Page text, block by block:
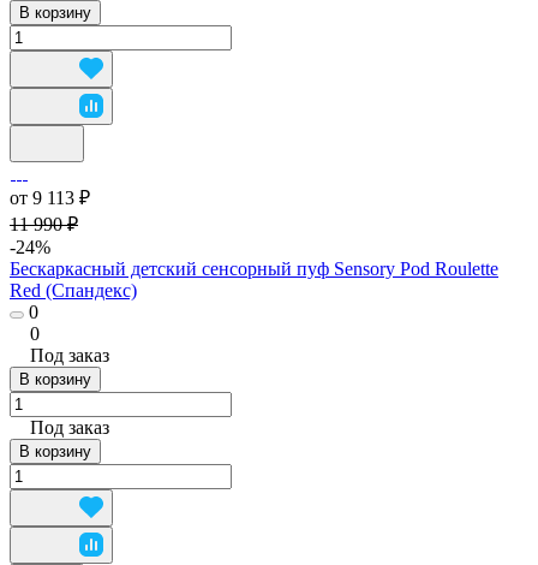
В корзину
от 9 113 ₽
11 990 ₽
-24%
Бескаркасный детский сенсорный пуф Sensory Pod Roulette
Red (Спандекс)
0
0
Под заказ
В корзину
Под заказ
В корзину